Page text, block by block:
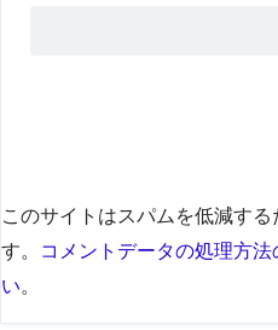
このサイトはスパムを低減す
す。
コメントデータの処理方
い。